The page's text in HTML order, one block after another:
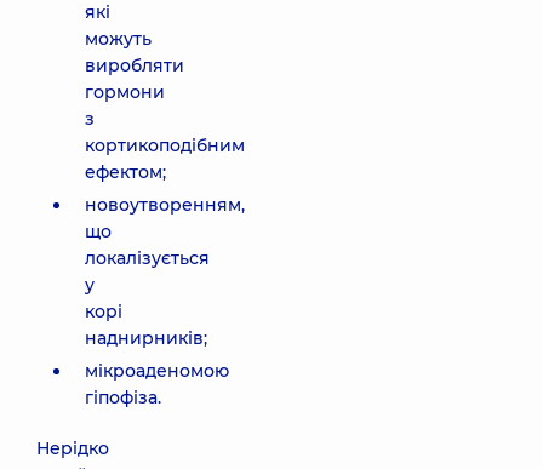
які
можуть
виробляти
гормони
з
кортикоподібним
ефектом;
новоутворенням,
що
локалізується
у
корі
наднирників;
мікроаденомою
гіпофіза.
Нерідко